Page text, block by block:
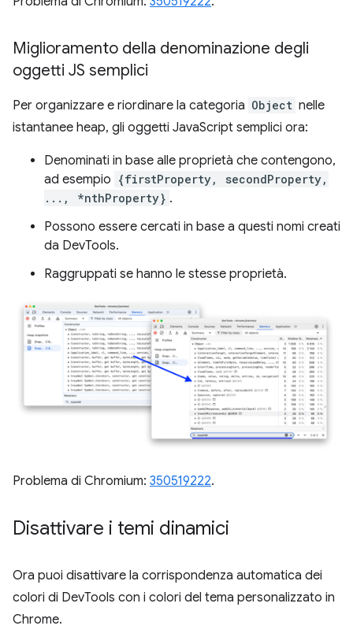
Miglioramento della denominazione degli
oggetti JS semplici
Per organizzare e riordinare la categoria Object nelle
istantanee heap, gli oggetti JavaScript semplici ora:
Denominati in base alle proprietà che contengono,
ad esempio {firstProperty, secondProperty,
..., *nthProperty} .
Possono essere cercati in base a questi nomi creati
da DevTools.
Raggruppati se hanno le stesse proprietà.
Problema di Chromium: 350519222.
Disattivare i temi dinamici
Ora puoi disattivare la corrispondenza automatica dei
colori di DevTools con i colori del tema personalizzato in
Chrome.